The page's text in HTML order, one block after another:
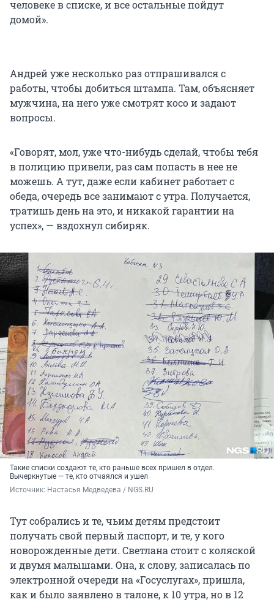
человеке в списке, и все остальные пойдут
домой».
Андрей уже несколько раз отпрашивался с
работы, чтобы добиться штампа. Там, объясняет
мужчина, на него уже смотрят косо и задают
вопросы.
«Говорят, мол, уже что-нибудь сделай, чтобы тебя
в полицию привели, раз сам попасть в нее не
можешь. А тут, даже если кабинет работает с
обеда, очередь все занимают с утра. Получается,
тратишь день на это, и никакой гарантии на
успех», — вздохнул сибиряк.
Такие списки создают те, кто раньше всех пришел в отдел.
Вычеркнутые — те, кто отчаялся и ушел
Источник: Настасья Медведева / NGS.RU
Тут собрались и те, чьим детям предстоит
получать свой первый паспорт, и те, у кого
новорожденные дети. Светлана стоит с коляской
и двумя малышами. Она, к слову, записалась по
электронной очереди на «Госуслугах», пришла,
как и было заявлено в талоне, к 10 утра, но в 12